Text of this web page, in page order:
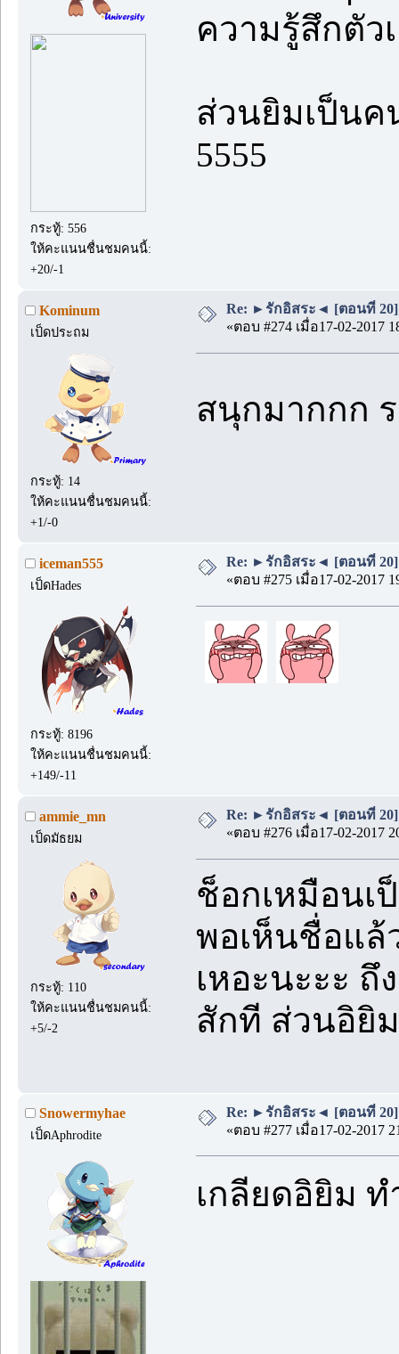
กระทู้: 556
ให้คะแนนชื่นชมคนนี้:
+20/-1
ความรู้สึกตัว
ส่วนยิมเป็นค
5555
Kominum
เป็ดประถม
กระทู้: 14
ให้คะแนนชื่นชมคนนี้:
+1/-0
Re: ►รักอิสระ◄ [ตอนที่ 20]
«ตอบ #274 เมื่อ17-02-2017
สนุกมากกก
iceman555
เป็ดHades
กระทู้: 8196
ให้คะแนนชื่นชมคนนี้:
+149/-11
Re: ►รักอิสระ◄ [ตอนที่ 20]
«ตอบ #275 เมื่อ17-02-2017
ammie_mn
เป็ดมัธยม
กระทู้: 110
ให้คะแนนชื่นชมคนนี้:
+5/-2
Re: ►รักอิสระ◄ [ตอนที่ 20]
«ตอบ #276 เมื่อ17-02-2017
ช็อกเหมือนเ
พอเห็นชื่อแล้
เหอะนะะะ
สักที ส่วนอิยิ
Snowermyhae
เป็ดAphrodite
Re: ►รักอิสระ◄ [ตอนที่ 20]
«ตอบ #277 เมื่อ17-02-2017
เกลียดอิยิม